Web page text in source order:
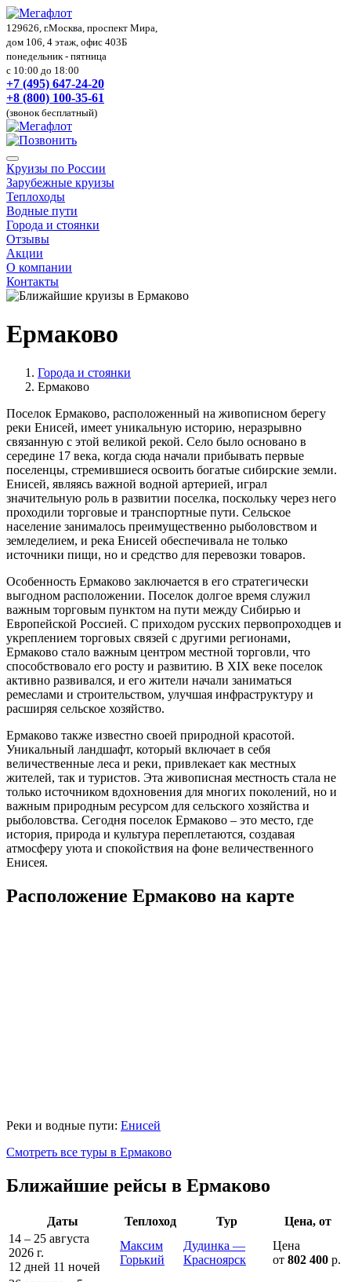
129626, г.Москва, проспект Мира,
дом 106, 4 этаж, офис 403Б
понедельник - пятница
с 10:00 до 18:00
+7 (495) 647-24-20
+8 (800) 100-35-61
(звонок бесплатный)
Круизы по России
Зарубежные круизы
Теплоходы
Водные пути
Города и стоянки
Отзывы
Акции
О компании
Контакты
Ермаково
Города и стоянки
Ермаково
Поселок Ермаково, расположенный на живописном берегу
реки Енисей, имеет уникальную историю, неразрывно
связанную с этой великой рекой. Село было основано в
середине 17 века, когда сюда начали прибывать первые
поселенцы, стремившиеся освоить богатые сибирские земли.
Енисей, являясь важной водной артерией, играл
значительную роль в развитии поселка, поскольку через него
проходили торговые и транспортные пути. Сельское
население занималось преимущественно рыболовством и
земледелием, и река Енисей обеспечивала не только
источники пищи, но и средство для перевозки товаров.
Особенность Ермаково заключается в его стратегически
выгодном расположении. Поселок долгое время служил
важным торговым пунктом на пути между Сибирью и
Европейской Россией. С приходом русских первопроходцев и
укреплением торговых связей с другими регионами,
Ермаково стало важным центром местной торговли, что
способствовало его росту и развитию. В XIX веке поселок
активно развивался, и его жители начали заниматься
ремеслами и строительством, улучшая инфраструктуру и
расширяя сельское хозяйство.
Ермаково также известно своей природной красотой.
Уникальный ландшафт, который включает в себя
величественные леса и реки, привлекает как местных
жителей, так и туристов. Эта живописная местность стала не
только источником вдохновения для многих поколений, но и
важным природным ресурсом для сельского хозяйства и
рыболовства. Сегодня поселок Ермаково – это место, где
история, природа и культура переплетаются, создавая
атмосферу уюта и спокойствия на фоне величественного
Енисея.
Расположение Ермаково на карте
Реки и водные пути: Енисей
Смотреть все туры в Ермаково
Ближайшие рейсы в Ермаково
Даты Теплоход Тур
Цена, от
14 – 25 августа
2026 г.
12 дней 11 ночей
Максим
Горький
Дудинка —
Красноярск
Цена
от 802 400 р.